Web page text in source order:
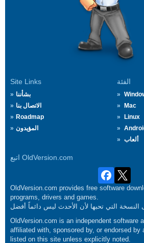
Site Links
بشأننا
الاتصال بنا
Roadmap
المؤيدون
الفئة
Mac
Linux
ألعاب
اتبع OldVersion.com
OldVersion.com provides free software
programs, drivers and games.
OldVersion.com is an independent software
affiliated with, sponsored by, or endorsed by
listed on this site unless explicitly noted.